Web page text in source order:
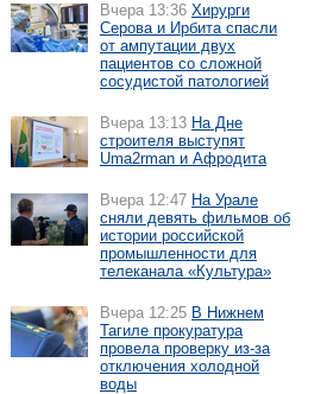
Вчера 13:36 Хирурги
Серова и Ирбита спасли
от ампутации двух
пациентов со сложной
сосудистой патологией
Вчера 13:13 На Дне
строителя выступят
Uma2rman и Афродита
Вчера 12:47 На Урале
сняли девять фильмов об
истории российской
промышленности для
телеканала «Культура»
Вчера 12:25 В Нижнем
Тагиле прокуратура
провела проверку из-за
отключения холодной
воды